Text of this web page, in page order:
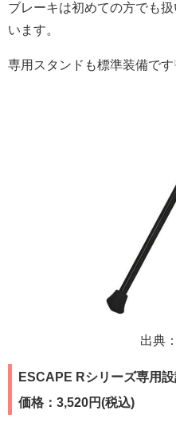
ブレーキは初めての方でも
います。
専用スタンドも標準装備です
出典：
ESCAPE Rシリーズ専用
価格：3,520円(税込)